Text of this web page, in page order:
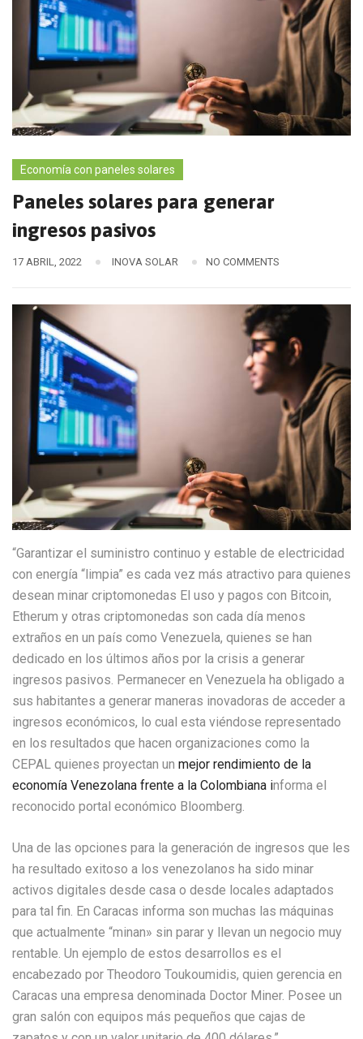
Economía con paneles solares
Paneles solares para generar
ingresos pasivos
17 ABRIL, 2022 INOVA SOLAR NO COMMENTS
“Garantizar el suministro continuo y estable de electricidad
con energía “limpia” es cada vez más atractivo para quienes
desean minar criptomonedas El uso y pagos con Bitcoin,
Etherum y otras criptomonedas son cada día menos
extraños en un país como Venezuela, quienes se han
dedicado en los últimos años por la crisis a generar
ingresos pasivos. Permanecer en Venezuela ha obligado a
sus habitantes a generar maneras inovadoras de acceder a
ingresos económicos, lo cual esta viéndose representado
en los resultados que hacen organizaciones como la
CEPAL quienes proyectan un mejor rendimiento de la
economía Venezolana frente a la Colombiana informa el
reconocido portal económico Bloomberg.
Una de las opciones para la generación de ingresos que les
ha resultado exitoso a los venezolanos ha sido minar
activos digitales desde casa o desde locales adaptados
para tal fin. En Caracas informa son muchas las máquinas
que actualmente “minan» sin parar y llevan un negocio muy
rentable. Un ejemplo de estos desarrollos es el
encabezado por Theodoro Toukoumidis, quien gerencia en
Caracas una empresa denominada Doctor Miner. Posee un
gran salón con equipos más pequeños que cajas de